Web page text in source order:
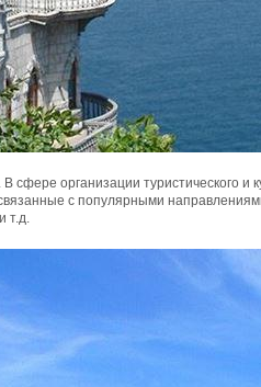
сфере организации туристического и
с популярными
т.д.